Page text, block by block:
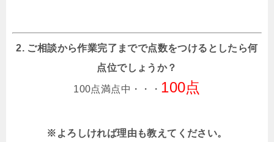
2. ご相談から作業完了までで点数をつけるとしたら何
点位でしょうか？
100点満点中・・・ 100点
※よろしければ理由も教えてください。